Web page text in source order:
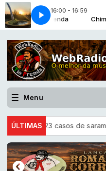
16:00 - 16:59
TP com Tio Prenda
[De Lima e Leninha - 1995]
Pedro Missioneiro
Menu
ÚLTIMAS
confirma 23 casos de